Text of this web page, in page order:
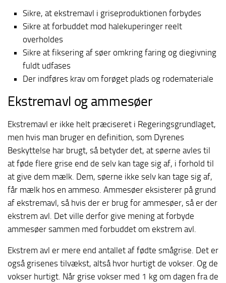
Sikre, at ekstremavl i griseproduktionen forbydes
Sikre at forbuddet mod halekuperinger reelt
overholdes
Sikre at fiksering af søer omkring faring og diegivning
fuldt udfases
Der indføres krav om forøget plads og rodemateriale
Ekstremavl og ammesøer
Ekstremavl er ikke helt præciseret i Regeringsgrundlaget,
men hvis man bruger en definition, som Dyrenes
Beskyttelse har brugt, så betyder det, at søerne avles til
at føde flere grise end de selv kan tage sig af, i forhold til
at give dem mælk. Dem, søerne ikke selv kan tage sig af,
får mælk hos en ammeso. Ammesøer eksisterer på grund
af ekstremavl, så hvis der er brug for ammesøer, så er der
ekstrem avl. Det ville derfor give mening at forbyde
ammesøer sammen med forbuddet om ekstrem avl.
Ekstrem avl er mere end antallet af fødte smågrise. Det er
også grisenes tilvækst, altså hvor hurtigt de vokser. Og de
vokser hurtigt. Når grise vokser med 1 kg om dagen fra de